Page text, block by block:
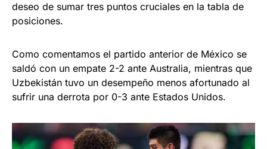
deseo de sumar tres puntos cruciales en la tabla de
posiciones.
Como comentamos el partido anterior de México se
saldó con un empate 2-2 ante Australia, mientras que
Uzbekistán tuvo un desempeño menos afortunado al
sufrir una derrota por 0-3 ante Estados Unidos.